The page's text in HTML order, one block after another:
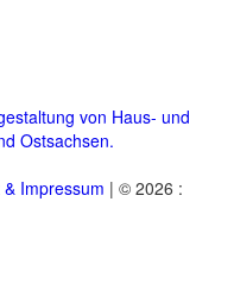
von Haus- und
Ostsachsen.
Impressum | © 2026 :